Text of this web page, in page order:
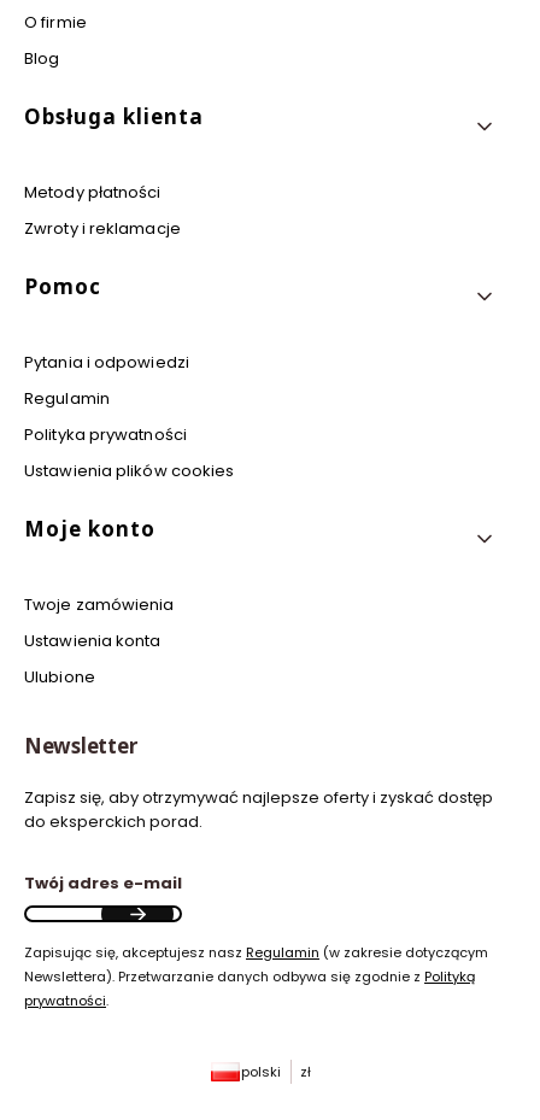
O firmie
Blog
Obsługa klienta
Metody płatności
Zwroty i reklamacje
Pomoc
Pytania i odpowiedzi
Regulamin
Polityka prywatności
Ustawienia plików cookies
Moje konto
Twoje zamówienia
Ustawienia konta
Ulubione
Newsletter
Zapisz się, aby otrzymywać najlepsze oferty i zyskać dostęp
do eksperckich porad.
Twój adres e-mail
Zapisując się, akceptujesz nasz Regulamin (w zakresie dotyczącym
Newslettera). Przetwarzanie danych odbywa się zgodnie z Polityką
prywatności.
polski zł